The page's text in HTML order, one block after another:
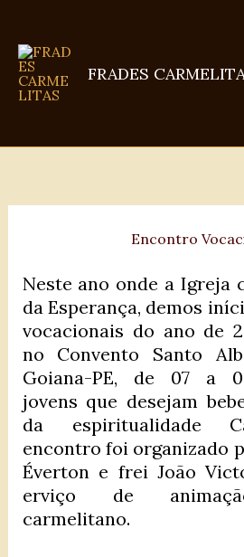
conteúdo
FRADES
Encontro
Neste ano onde a Igreja
da Esperança, demos
vocacionais do ano de
no Convento Santo
Goiana-PE, de 07 a
jovens que desejam
da espiritualidade
encontro foi organizado
Éverton e frei João
erviço de
carmelitano.